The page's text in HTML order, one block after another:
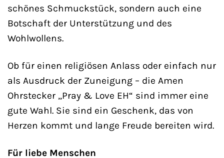
schönes Schmuckstück, sondern auch eine
Botschaft der Unterstützung und des
Wohlwollens.
Ob für einen religiösen Anlass oder einfach nur
als Ausdruck der Zuneigung – die Amen
Ohrstecker „Pray & Love EH“ sind immer eine
gute Wahl. Sie sind ein Geschenk, das von
Herzen kommt und lange Freude bereiten wird.
Für liebe Menschen